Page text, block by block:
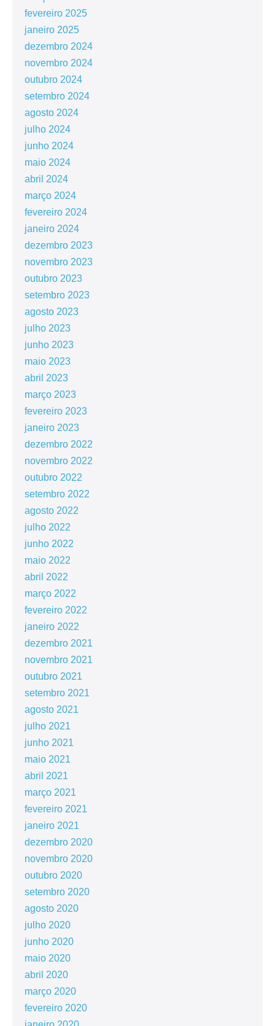
fevereiro 2025
janeiro 2025
dezembro 2024
novembro 2024
outubro 2024
setembro 2024
agosto 2024
julho 2024
junho 2024
maio 2024
abril 2024
março 2024
fevereiro 2024
janeiro 2024
dezembro 2023
novembro 2023
outubro 2023
setembro 2023
agosto 2023
julho 2023
junho 2023
maio 2023
abril 2023
março 2023
fevereiro 2023
janeiro 2023
dezembro 2022
novembro 2022
outubro 2022
setembro 2022
agosto 2022
julho 2022
junho 2022
maio 2022
abril 2022
março 2022
fevereiro 2022
janeiro 2022
dezembro 2021
novembro 2021
outubro 2021
setembro 2021
agosto 2021
julho 2021
junho 2021
maio 2021
abril 2021
março 2021
fevereiro 2021
janeiro 2021
dezembro 2020
novembro 2020
outubro 2020
setembro 2020
agosto 2020
julho 2020
junho 2020
maio 2020
abril 2020
março 2020
fevereiro 2020